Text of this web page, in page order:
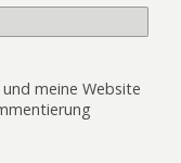
meine Website